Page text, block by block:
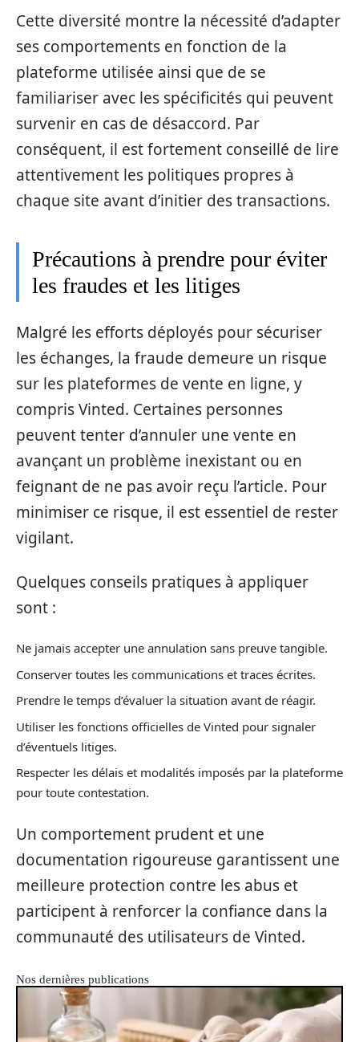
Cette diversité montre la nécessité d’adapter
ses comportements en fonction de la
plateforme utilisée ainsi que de se
familiariser avec les spécificités qui peuvent
survenir en cas de désaccord. Par
conséquent, il est fortement conseillé de lire
attentivement les politiques propres à
chaque site avant d’initier des transactions.
Précautions à prendre pour éviter
les fraudes et les litiges
Malgré les efforts déployés pour sécuriser
les échanges, la fraude demeure un risque
sur les plateformes de vente en ligne, y
compris Vinted. Certaines personnes
peuvent tenter d’annuler une vente en
avançant un problème inexistant ou en
feignant de ne pas avoir reçu l’article. Pour
minimiser ce risque, il est essentiel de rester
vigilant.
Quelques conseils pratiques à appliquer
sont :
Ne jamais accepter une annulation sans preuve tangible.
Conserver toutes les communications et traces écrites.
Prendre le temps d’évaluer la situation avant de réagir.
Utiliser les fonctions officielles de Vinted pour signaler
d’éventuels litiges.
Respecter les délais et modalités imposés par la plateforme
pour toute contestation.
Un comportement prudent et une
documentation rigoureuse garantissent une
meilleure protection contre les abus et
participent à renforcer la confiance dans la
communauté des utilisateurs de Vinted.
Nos dernières publications